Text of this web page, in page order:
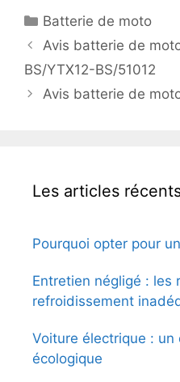
Catégories
Batterie de moto
Avis batterie de
BS/YTX12-BS/51012
Avis batterie de
Les articles
Pourquoi opter pour
Entretien négligé : les
refroidissement
Voiture électrique :
écologique